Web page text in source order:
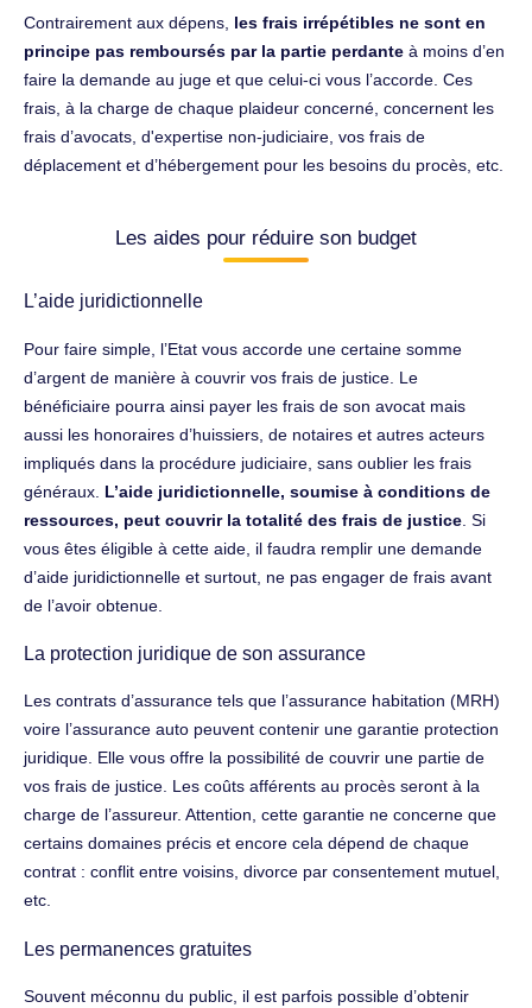
Contrairement aux dépens, les frais irrépétibles ne sont en
principe pas remboursés par la partie perdante à moins d’en
faire la demande au juge et que celui-ci vous l’accorde. Ces
frais, à la charge de chaque plaideur concerné, concernent les
frais d’avocats, d'expertise non-judiciaire, vos frais de
déplacement et d’hébergement pour les besoins du procès, etc.
Les aides pour réduire son budget
L’aide juridictionnelle
Pour faire simple, l’Etat vous accorde une certaine somme
d’argent de manière à couvrir vos frais de justice. Le
bénéficiaire pourra ainsi payer les frais de son avocat mais
aussi les honoraires d’huissiers, de notaires et autres acteurs
impliqués dans la procédure judiciaire, sans oublier les frais
généraux. L’aide juridictionnelle, soumise à conditions de
ressources, peut couvrir la totalité des frais de justice . Si
vous êtes éligible à cette aide, il faudra remplir une demande
d’aide juridictionnelle et surtout, ne pas engager de frais avant
de l’avoir obtenue.
La protection juridique de son assurance
Les contrats d’assurance tels que l’assurance habitation (MRH)
voire l’assurance auto peuvent contenir une garantie protection
juridique. Elle vous offre la possibilité de couvrir une partie de
vos frais de justice. Les coûts afférents au procès seront à la
charge de l’assureur. Attention, cette garantie ne concerne que
certains domaines précis et encore cela dépend de chaque
contrat : conflit entre voisins, divorce par consentement mutuel,
etc.
Les permanences gratuites
Souvent méconnu du public, il est parfois possible d’obtenir